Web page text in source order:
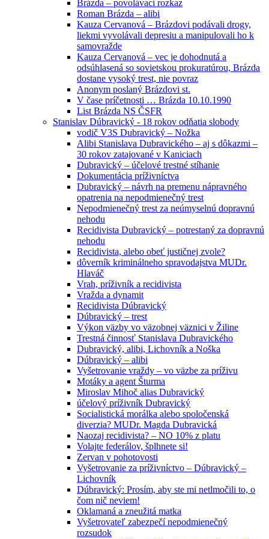
Brázda – povolávací rozkaz
Roman Brázda – alibi
Kauza Cervanová – Brázdovi podávali drogy,
liekmi vyvolávali depresiu a manipulovali ho k
samovražde
Kauza Cervanová – vec je dohodnutá a
odsúhlasená so sovietskou prokuratúrou, Brázda
dostane vysoký trest, nie povraz
Anonym poslaný Brázdovi st.
V čase príčetnosti … Brázda 10.10.1990
List Brázda NS ČSFR
Stanislav Dúbravický - 18 rokov odňatia slobody
vodič V3S Dubravický – Nožka
Alibi Stanislava Dubravického – aj s dôkazmi –
30 rokov zatajované v Kaniciach
Dubravický – účelové trestné stíhanie
Dokumentácia príživníctva
Dubravický – návrh na premenu nápravného
opatrenia na nepodmienečný trest
Nepodmienečný trest za neúmyselnú dopravnú
nehodu
Recidivista Dubravický – potrestaný za dopravnú
nehodu
Recidivista, alebo obeť justičnej zvole?
dôverník kriminálneho spravodajstva MUDr.
Hlaváč
Vrah, príživník a recidivista
Vražda a dynamit
Recidivista Dúbravický
Dúbravický – trest
Výkon väzby vo väzobnej väznici v Žiline
Trestná činnosť Stanislava Dubravického
Dubravický, alibi, Lichovník a Noška
Dúbravický – alibi
Vyšetrovanie vraždy – vo väzbe za príživu
Motáky a agent Šturma
Miroslav Mihoč alias Dubravický
účelový príživník Dubravický
Socialistická morálka alebo spoločenská
diverzia? MUDr. Magda Dubravická
Naozaj recidivista? – NO 10% z platu
Volajte federálov, šplhnete si!
Zervan v pohotovosti
Vyšetrovanie za príživníctvo – Dúbravický –
Lichovník
Dúbravický: Prosím, aby ste mi netlmočili to, o
čom nič neviem!
Oklamaná a zneužitá matka
Vyšetrovateľ zabezpečí nepodmienečný
rozsudok